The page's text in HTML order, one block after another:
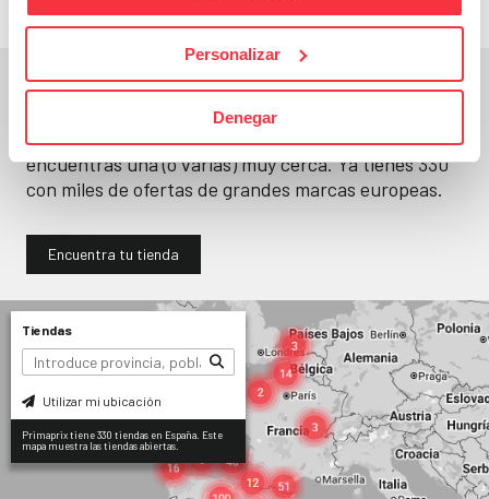
Personalizar
Denegar
En un segundo, la encuentras.
No paramos de abrirtiendas. Seguro que
encuentras una (o varias) muy cerca. Ya tienes330
con miles de ofertas de grandes marcas europeas.
Encuentra tu tienda
Tiendas
Utilizar mi ubicación
Primaprix tiene 330 tiendas en España. Este
mapa muestra las tiendas abiertas.